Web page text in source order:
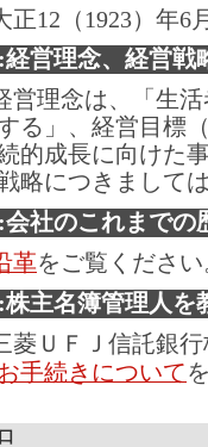
正12（1923）年6
経営理念、経営戦
営理念は、「生
る」、経営目標
続的成長に向けた
略につきまして
会社のこれまでの
革をご覧ください
株主名簿管理人を
菱ＵＦＪ信託銀
手続きについて